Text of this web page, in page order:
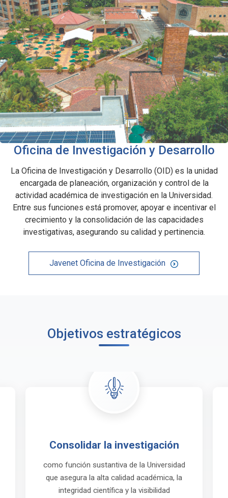
Oficina de Investigación y Desarrollo
La Oficina de Investigación y Desarrollo (OID) es la unidad
encargada de planeación, organización y control de la
actividad académica de investigación en la Universidad.
Entre sus funciones está promover, apoyar e incentivar el
crecimiento y la consolidación de las capacidades
investigativas, asegurando su calidad y pertinencia.
Javenet Oficina de Investigación
Objetivos estratégicos
Consolidar la investigación
como función sustantiva de la Universidad
que asegura la alta calidad académica, la
integridad científica y la visibilidad